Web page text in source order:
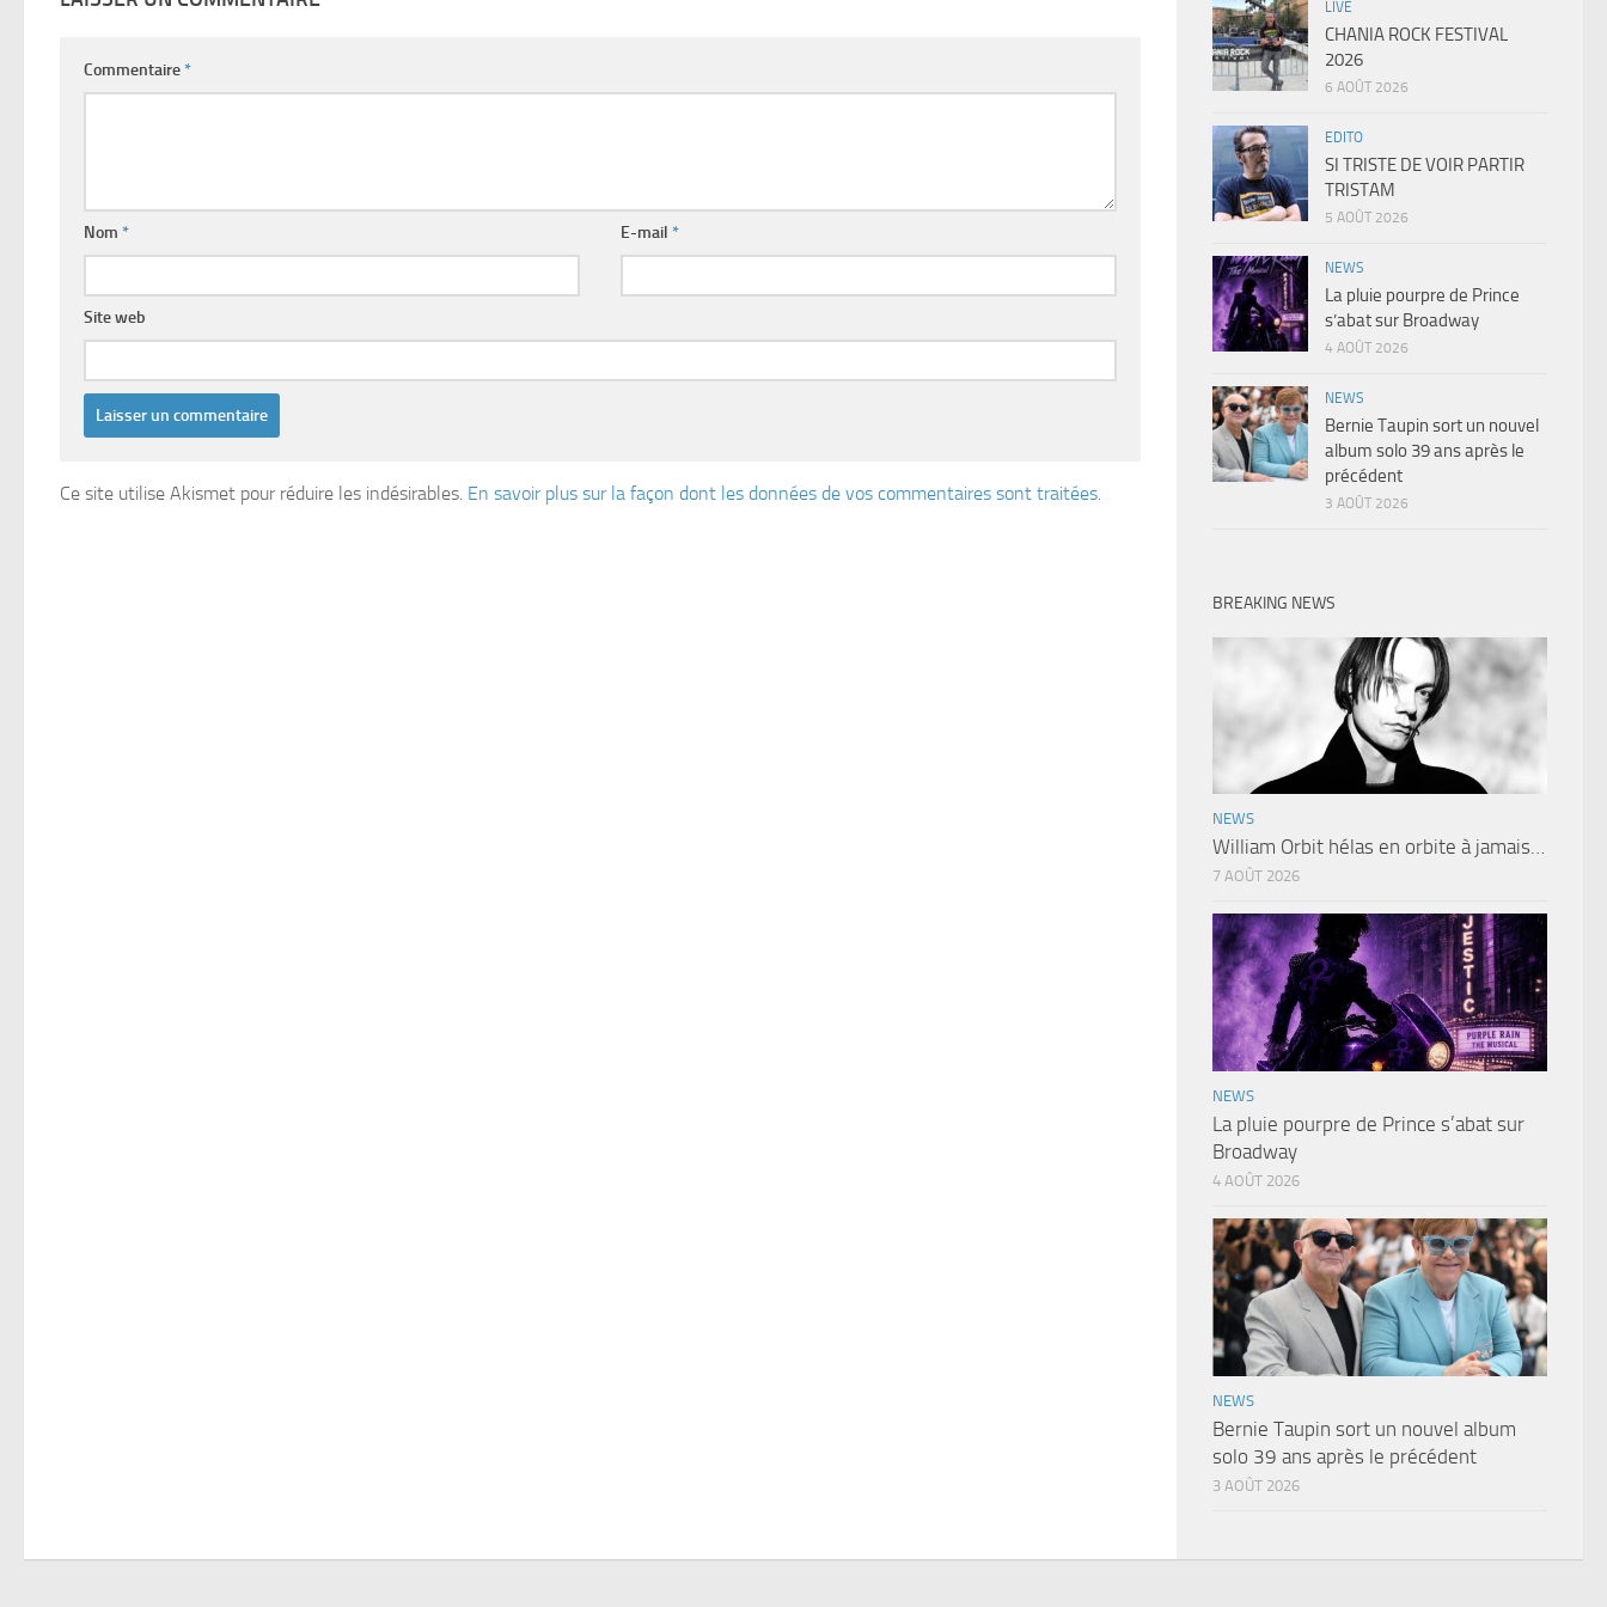
Commentaire*
Nom * E-mail*
Site web
Ce site utilise Akismet pour réduire les indésirables. En savoir plus sur la façon dont les données de vos commentaires sont traitées
LIVE
CHANIA ROCK FESTIVAL
2026
6 AOÛT 2026
EDITO
SI TRISTE DE VOIR PARTIR
TRISTAM
5 AOÛT 2026
NEWS
La pluie pourpre de Prince
s’abat sur Broadway
4 AOÛT 2026
NEWS
Bernie Taupin sort un nouvel
album solo 39 ans après le
précédent
3 AOÛT 2026
BREAKING NEWS
NEWS
William Orbit hélas en orbite à jamais…
7 AOÛT 2026
NEWS
La pluie pourpre de Prince s’abat sur
Broadway
4 AOÛT 2026
NEWS
Bernie Taupin sort un nouvel album
solo 39 ans après le précédent
3 AOÛT 2026